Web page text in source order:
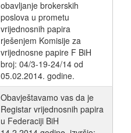
obavljanje brokerskih
poslova u prometu
vrijednosnih papira
rješenjem Komisije za
vrijednosne papire F BiH
broj: 04/3-19-24/14 od
05.02.2014. godine.
Obavještavamo vas da je
Registar vrijednosnih papira
u Federaciji BiH